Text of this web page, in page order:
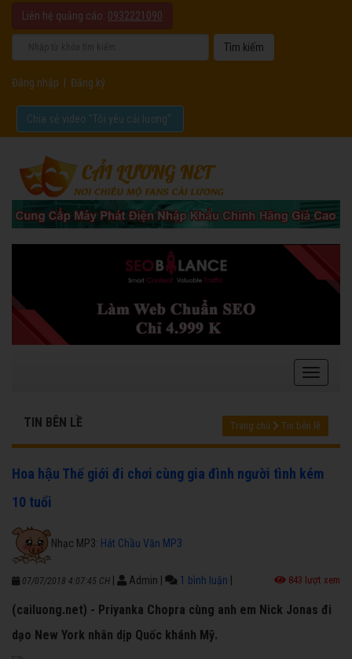
Liên hệ quảng cáo: 0932221090
Đăng nhập Đăng ký
Chia sẻ video "Tôi yêu cải lương".
TIN BÊN LỀ Trang chủ Tin bên lề
Hoa hậu Thế giới đi chơi cùng gia đình người tình kém
10 tuổi
Nhạc MP3: Hát Chầu Văn MP3
07/07/2018 4:07:45 CH Admin 1 bình luận 843 lượt xem
(cailuong.net) - Priyanka Chopra cùng anh em Nick Jonas đi
dạo New York nhân dịp Quốc khánh Mỹ.